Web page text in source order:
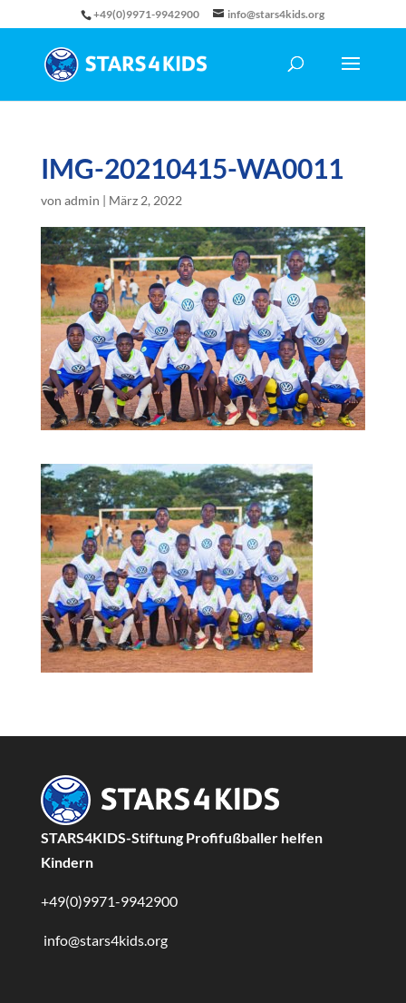
+49(0)9971-9942900 info@stars4kids.org
IMG-20210415-WA0011
von admin | März 2, 2022
STARS4KIDS-Stiftung Profifußballer helfen
Kindern
+49(0)9971-9942900
info@stars4kids.org